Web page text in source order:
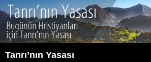
İçeriğe
atla
Tanrı’nın Yasası